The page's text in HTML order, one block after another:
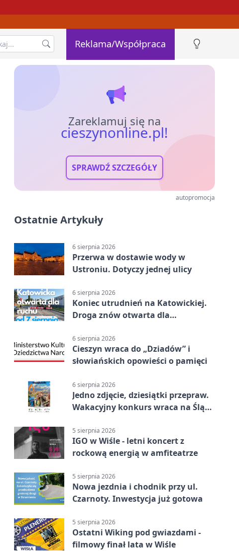
Reklama/Współpraca
Zareklamuj się na
cieszynonline.pl!
SPRAWDŹ SZCZEGÓŁY
autopromocja
Ostatnie Artykuły
6 sierpnia 2026
Przerwa w dostawie wody w
Ustroniu. Dotyczy jednej ulicy
6 sierpnia 2026
Koniec utrudnień na Katowickiej.
Droga znów otwarta dla
6 sierpnia 2026
Cieszyn wraca do „Dziadów” i
słowiańskich opowieści o pamięci
6 sierpnia 2026
Jedno zdjęcie, dziesiątki przepraw.
Wakacyjny konkurs wraca na Śląsk
5 sierpnia 2026
IGO w Wiśle - letni koncert z
rockową energią w amfiteatrze
5 sierpnia 2026
Nowa jezdnia i chodnik przy ul.
Czarnoty. Inwestycja już gotowa
5 sierpnia 2026
Ostatni Wiking pod gwiazdami -
filmowy finał lata w Wiśle